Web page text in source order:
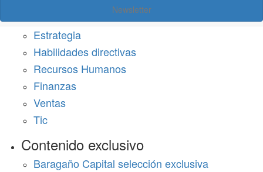
Newsletter
Estrategia
Habilidades directivas
Recursos Humanos
Finanzas
Ventas
Tic
Contenido exclusivo
Baragaño Capital selección exclusiva